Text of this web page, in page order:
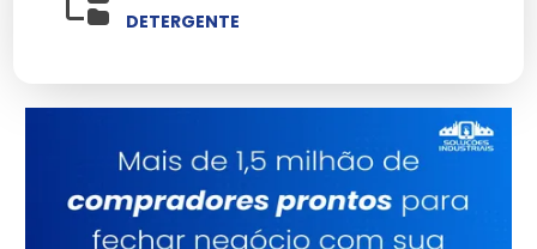
azulejos e porcelanas.
Ácido
Eficácia na Remoção de
Resíduos
DETERGENTE